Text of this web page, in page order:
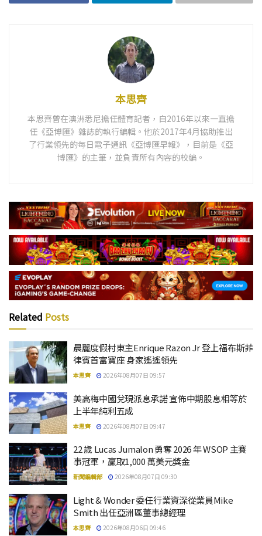
本思齊
本思齊曾在澳洲悉尼擔任體育記者，自2016年以來一直擔
任《亞博匯》雜誌的執行編輯。他於2017年4月協助推出
了行業領先的每日電子通訊《亞博匯早報》，目前是《亞
博匯》的主筆，並負責所有內容的校編。
Related Posts
晨麗度假村東主Enrique Razon Jr 登上福布斯菲
律賓首富寶座 身家遙遙領先
本思齊 2026年08月07日 09:57
美高梅中國兌現派息承諾 宣佈中期股息相等於
上半年純利五成
本思齊 2026年08月07日 09:47
22 歲 Lucas Jumalon 勇奪 2026 年 WSOP 主賽
事冠軍，贏取1,000 萬美元獎金
新聞編輯部 2026年08月07日 09:30
Light & Wonder 委任行業資深從業員Mike
Smith 出任亞洲區董事總經理
本思齊 2026年08月06日 09:46